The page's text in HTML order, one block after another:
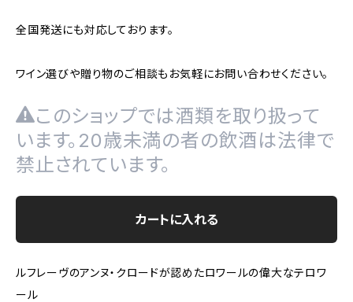
全国発送にも対応しております。
ワイン選びや贈り物のご相談もお気軽にお問い合わせください。
このショップでは酒類を取り扱って
います。20歳未満の者の飲酒は法律で
禁止されています。
カートに入れる
ルフレーヴのアンヌ・クロードが認めたロワールの偉大なテロワ
ール